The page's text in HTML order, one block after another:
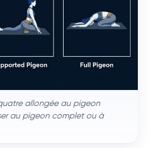
allongée au pigeon
au pigeon complet ou à